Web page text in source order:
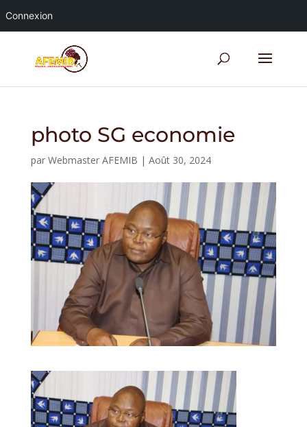
Connexion
photo SG economie
par Webmaster AFEMIB | Août 30, 2024